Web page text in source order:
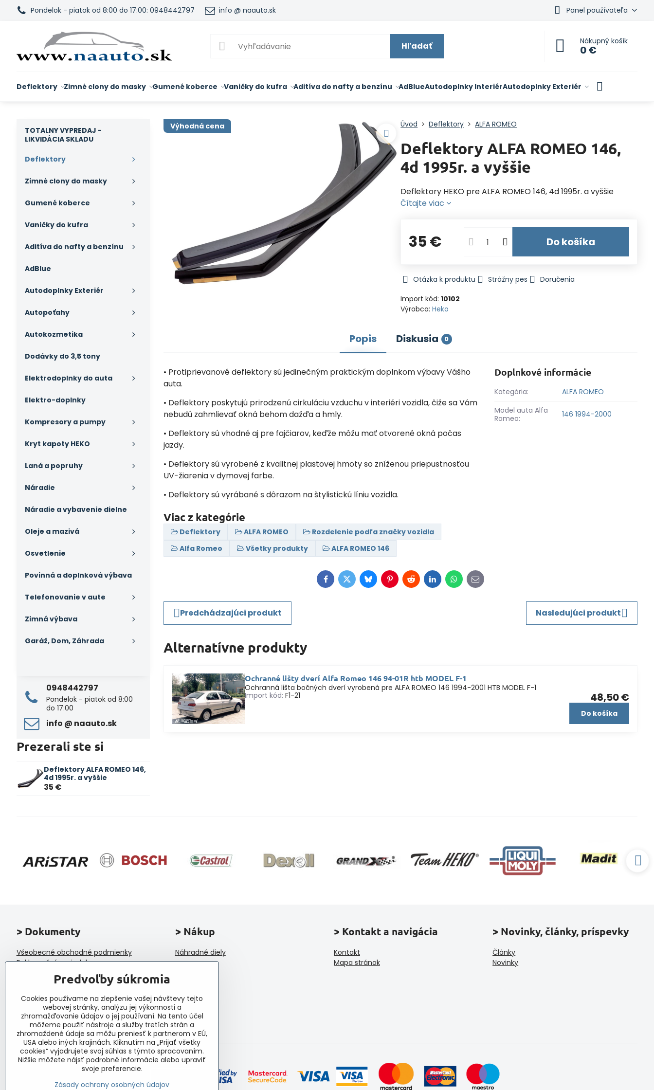
Pondelok - piatok od 8:00 do 17:00: 0948442797 info @ naauto.sk Panel používateľa
Hľadať Nákupný košík
0 €
Deflektory Zimné clony do masky Gumené koberce Vaničky do kufra Aditíva do nafty a benzínu AdBlueAutodoplnky InteriérAutodoplnky Exteriér
Výhodná cena Úvod Deflektory ALFA ROMEO
Deflektory ALFA ROMEO 146,
4d 1995r. a vyššie
Deflektory HEKO pre ALFA ROMEO 146, 4d 1995r. a vyššie
Čítajte viac
35 € Do košíka
Otázka k produktu Strážny pes
Doručenia
Import kód:10102
Výrobca:Heko
Popis Diskusia 0
• Protiprievanové deflektory sú jedinečným praktickým doplnkom výbavy Vášho
auta.
• Deflektory poskytujú prirodzenú cirkuláciu vzduchu v interiéri vozidla, čiže sa Vám
nebudú zahmlievať okná behom dažďa a hmly.
• Deflektory sú vhodné aj pre fajčiarov, keďže môžu mať otvorené okná počas
jazdy.
• Deflektory sú vyrobené z kvalitnej plastovej hmoty so zníženou priepustnosťou
UV-žiarenia v dymovej farbe.
• Deflektory sú vyrábané s dôrazom na štylistickú líniu vozidla.
Viac z kategórie
Deflektory ALFA ROMEO
Rozdelenie podľa značky vozidla
Alfa Romeo
Všetky produkty ALFA ROMEO 146
Doplnkové informácie
Kategória:
ALFA ROMEO
Model auta Alfa
Romeo:
146 1994-2000
Facebook
TwitterBlueskyPinterest
RedditLinkedInWhatsApp
E-
mail
Predchádzajúci produkt Nasledujúci produkt
Alternatívne produkty
Ochranné lišty dverí Alfa Romeo 146 94-01R htb MODEL F-1
Ochranná lišta bočných dverí vyrobená pre ALFA ROMEO 146 1994-2001 HTB MODEL F-1
Import kód: F1-21 48,50 €
Do košíka
TOTALNY VYPREDAJ -
LIKVIDÁCIA SKLADU
Deflektory
Zimné clony do masky
Gumené koberce
Vaničky do kufra
Aditíva do nafty a benzínu
AdBlue
Autodoplnky Exteriér
Autopoťahy
Autokozmetika
Dodávky do 3,5 tony
Elektrodoplnky do auta
Elektro-doplnky
Kompresory a pumpy
Kryt kapoty HEKO
Laná a popruhy
Náradie
Náradie a vybavenie dielne
Oleje a mazivá
Osvetlenie
Povinná a doplnková výbava
Telefonovanie v aute
Zimná výbava
Garáž, Dom, Záhrada
0948442797
Pondelok - piatok od 8:00
do 17:00
info ​@ naauto​.sk
Prezerali ste si
Deflektory ALFA ROMEO 146,
4d 1995r. a vyššie
35 €
> Dokumenty
Všeobecné obchodné podmienky
Reklamačný poriadok
Ochrana osobných údajov a poučenie o
Reklamačný formulár
Formulár na odstúpenie od zmluvy
Protokol o prijatí a vybavení reklamácie
Veľkoobchod
> Nákup
Náhradné diely
> Kontakt a navigácia
Kontakt
Mapa stránok
> Novinky, články, príspevky
Články
Novinky
Predvoľby súkromia
Cookies používame na zlepšenie vašej návštevy tejto
webovej stránky, analýzu jej výkonnosti a
zhromažďovanie údajov o jej používaní. Na tento účel
môžeme použiť nástroje a služby tretích strán a
zhromaždené údaje sa môžu preniesť k partnerom v EÚ,
USA alebo iných krajinách. Kliknutím na „Prijať všetky
cookies“ vyjadrujete svoj súhlas s týmto spracovaním.
Nižšie môžete nájsť podrobné informácie alebo upraviť
svoje preferencie.
Zásady ochrany osobných údajov